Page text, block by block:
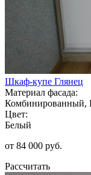
Шкаф-купе Глянец
Материал фасада:
Комбинированный,
Цвет:
Белый
от 84 000 руб.
Рассчитать